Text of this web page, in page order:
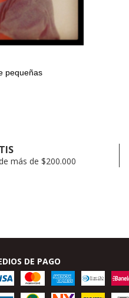
pequeñas
más de $200.000
DE PAGO